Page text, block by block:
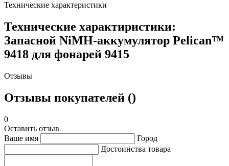
Технические характеристики
Технические характиристики:
Запасной NiMH-аккумулятор Pelican™
9418 для фонарей 9415
Отзывы
Отзывы покупателей ()
0
Оставить отзыв
Ваше имя
Город
Достоинства товара